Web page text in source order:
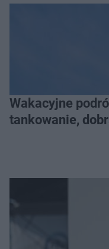
Wakacyjne
tankowanie,